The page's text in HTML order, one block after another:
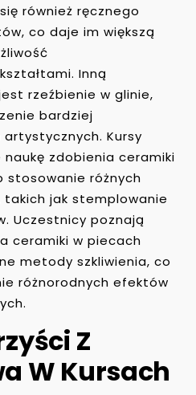
również ręcznego
co daje im większą
Inną
rzeźbienie w glinie,
bardziej
Kursy
zdobienia ceramiki
stosowanie różnych
jak stemplowanie
Uczestnicy poznają
ceramiki w piecach
metody szkliwienia, co
różnorodnych efektów
Z
W Kursach